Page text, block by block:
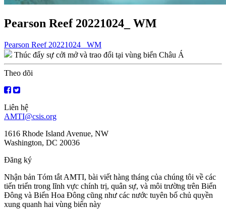
Pearson Reef 20221024_ WM
Điều
hướng
bài
viết
Pearson Reef 20221024_ WM
Thúc đẩy sự cởi mở và trao đổi tại vùng biển Châu Á
Theo dõi
Liên hệ
AMTI@csis.org
1616 Rhode Island Avenue, NW
Washington, DC 20036
Đăng ký
Nhận bản Tóm tắt AMTI, bài viết hàng tháng của chúng tôi về các
tiến triển trong lĩnh vực chính trị, quân sự, và môi trường trên Biển
Đông và Biển Hoa Đông cũng như các nước tuyên bố chủ quyền
xung quanh hai vùng biển này